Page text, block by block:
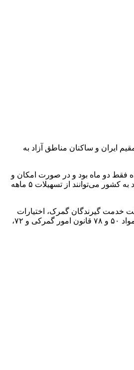
ایران و ساکنان مناطق آزاد به
فقط دو ماه بود و در صورت امکان و
موافقت گمرک سه ماه دیگر نیز تمدید می‌شد اما با تعیین سقف زمان قانونی تعیین شده از ابتدا ضمن از بین رفتن حاشیه فساد احتمالی، هم اکنون متقاضیان در بدو ورود به کشور می‌توانند از تسهیلات ۵ ماهه
خدمت گیرندگان گمرک، اختیارات
صدور مجوز ورود موقت تردد و یا تمدید مهلت تردد خودروهای ورود موقت تحت صحابت پروانه گمرکی، کارنه دو پاساژ تریپتیک و دیپتیک، با رعایت کامل مفاد مندرجات مواد ۵۰ و ۷۸ قانون امور گمرکی و ۷۲،